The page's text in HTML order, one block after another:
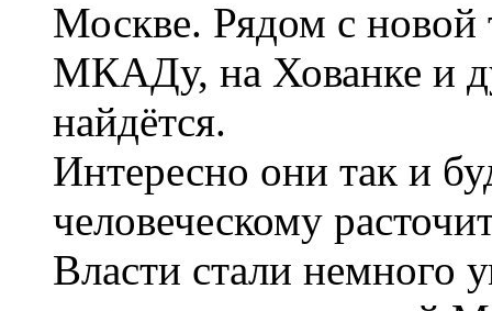
Москве. Рядом с новой
МКАДу, на Хованке и
найдётся.
Интересно они так и
человеческому
Власти стали немного